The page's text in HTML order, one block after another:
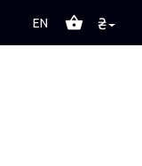
₴
EN